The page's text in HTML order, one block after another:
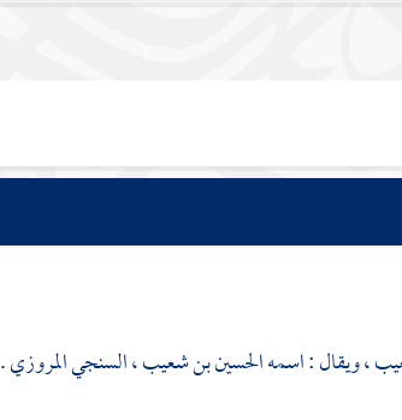
، ويقال : اسمه الحسين بن شعيب ، السنجي المروزي .